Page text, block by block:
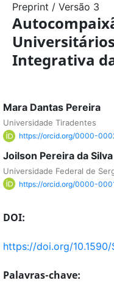
Preprint / Versão 3
Integrativa
Mara Dantas Pereira
Universidade Tiradentes
https://orcid.org/0000-
Joilson Pereira da Silva
Universidade Federal de
https://orcid.org/0000-
DOI:
https://doi.org/10.1590/
Palavras-chave: